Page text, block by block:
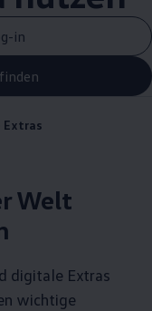
in
Extras
Welt
digitale Extras
wichtige